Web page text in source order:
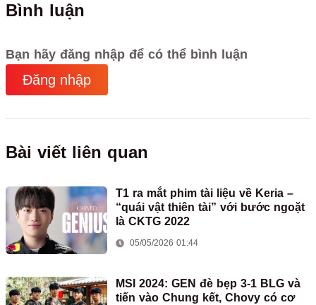
Bình luận
Bạn hãy đăng nhập để có thể bình luận
Đăng nhập
Bài viết liên quan
T1 ra mắt phim tài liệu về Keria –
“quái vật thiên tài” với bước ngoặt
là CKTG 2022
05/05/2026 01:44
MSI 2024: GEN đè bẹp 3-1 BLG và
tiến vào Chung kết, Chovy có cơ